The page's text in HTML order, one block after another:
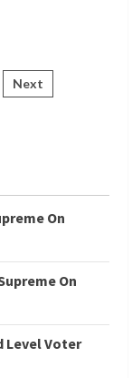
Next
On
On
Level Voter